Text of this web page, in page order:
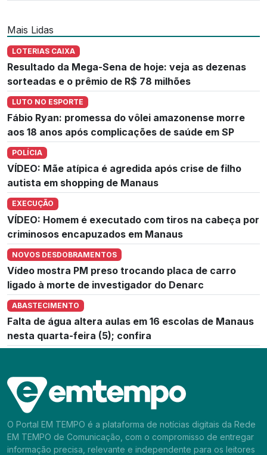
Mais Lidas
LOTERIAS CAIXA
Resultado da Mega-Sena de hoje: veja as dezenas
sorteadas e o prêmio de R$ 78 milhões
LUTO NO ESPORTE
Fábio Ryan: promessa do vôlei amazonense morre
aos 18 anos após complicações de saúde em SP
POLÍCIA
VÍDEO: Mãe atípica é agredida após crise de filho
autista em shopping de Manaus
EXECUÇÃO
VÍDEO: Homem é executado com tiros na cabeça por
criminosos encapuzados em Manaus
NOVOS DESDOBRAMENTOS
Vídeo mostra PM preso trocando placa de carro
ligado à morte de investigador do Denarc
ABASTECIMENTO
Falta de água altera aulas em 16 escolas de Manaus
nesta quarta-feira (5); confira
O Portal EM TEMPO é a plataforma de notícias digitais da Rede
EM TEMPO de Comunicação, com o compromisso de entregar
informação precisa, relevante e independente para os leitores